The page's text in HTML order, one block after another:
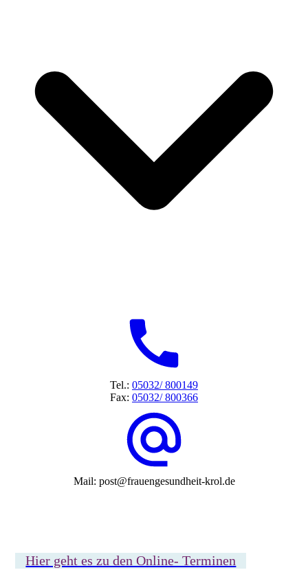
Tel.: 05032/ 800149
Fax: 05032/ 800366
Mail: post@frauengesundheit-krol.de
Hier geht es zu den Online- Terminen